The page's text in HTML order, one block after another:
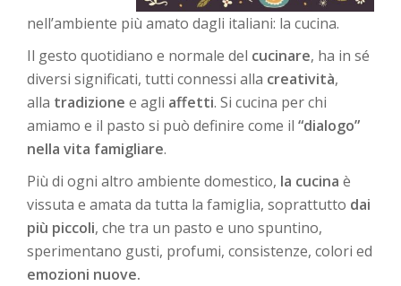
nell’ambiente più amato dagli italiani: la cucina.
Il gesto quotidiano e normale del cucinare, ha in sé
diversi significati, tutti connessi alla creatività,
alla tradizione e agli affetti. Si cucina per chi
amiamo e il pasto si può definire come il “dialogo”
nella vita famigliare.
Più di ogni altro ambiente domestico, la cucina è
vissuta e amata da tutta la famiglia, soprattutto dai
più piccoli, che tra un pasto e uno spuntino,
sperimentano gusti, profumi, consistenze, colori ed
emozioni nuove.